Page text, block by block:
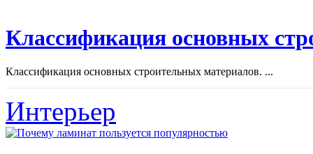
Классификация основных
Классификация основных строительных материалов. ...
Интерьер